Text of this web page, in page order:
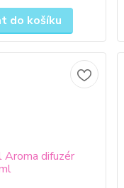
do košíku